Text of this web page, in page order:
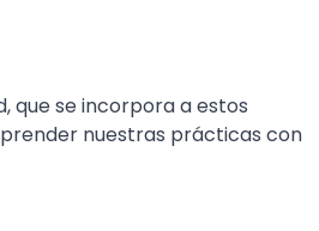
que se incorpora a estos
nuestras prácticas con